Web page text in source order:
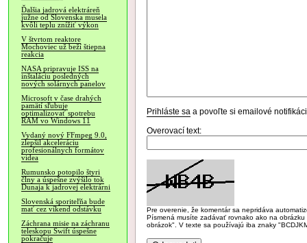
Ďalšia jadrová elektráreň
južne od Slovenska musela
kvôli teplu znížiť výkon
V štvrtom reaktore
Mochoviec už beží štiepna
reakcia
NASA pripravuje ISS na
inštaláciu posledných
nových solárnych panelov
Microsoft v čase drahých
pamätí sľubuje
optimalizovať spotrebu
RAM vo Windows 11
Vydaný nový FFmpeg 9.0,
zlepšil akceleráciu
profesionálnych formátov
videa
Rumunsko potopilo štyri
člny a úspešne zvýšilo tok
Dunaja k jadrovej elektrárni
Slovenská sporiteľňa bude
mať cez víkend odstávku
Záchrana misie na záchranu
teleskopu Swift úspešne
pokračuje
Prihláste sa a povoľte si emailové
Overovací text:
Pre overenie, že komentár sa nepridáva
Písmená musíte zadávať rovnako ako na
obrázok". V texte sa používajú iba znaky